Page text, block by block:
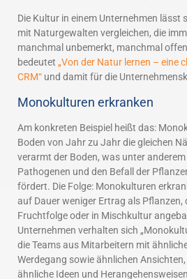
Die Kultur in einem Unternehmen lässt
mit Naturgewalten vergleichen, die
manchmal unbemerkt, manchmal
bedeutet „Von der Natur lernen – eine
CRM“ und damit für die
Monokulturen erkranken
Am konkreten Beispiel heißt das:
Boden von Jahr zu Jahr die gleichen
verarmt der Boden, was unter
Pathogenen und den Befall der
fördert. Die Folge: Monokulturen
auf Dauer weniger Ertrag als Pflanzen,
Fruchtfolge oder in Mischkultur
Unternehmen verhalten sich
die Teams aus Mitarbeitern mit
Werdegang sowie ähnlichen
ähnliche Ideen und